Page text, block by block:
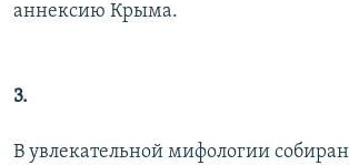
аннексию Крыма.
3.
В увлекательной мифологии